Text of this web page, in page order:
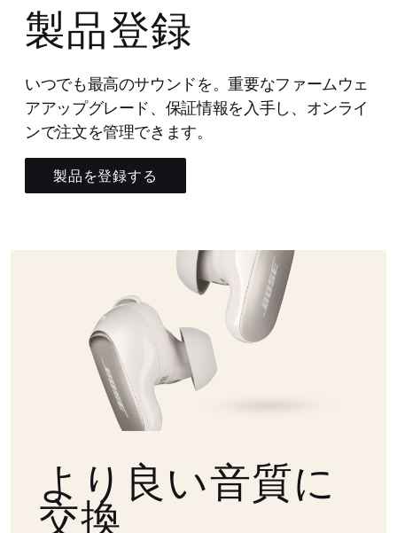
製品登録
いつでも最高のサウンドを。重要なファームウェ
アアップグレード、保証情報を入手し、オンライ
ンで注文を管理できます。
製品を登録する
より良い音質に
交換